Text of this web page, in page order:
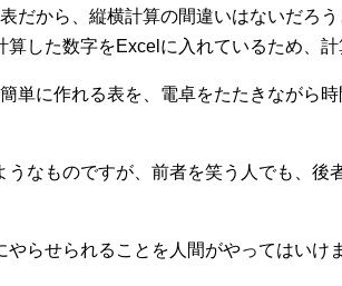
だから、縦横計算の間違いはないだろ
算した数字をExcelに入れているため、計
単に作れる表を、電卓をたたきながら
うなものですが、前者を笑う人でも、後
やらせられることを人間がやってはいけ